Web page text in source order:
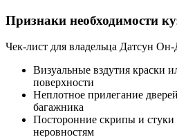
Признаки необходимости
Чек-лист для владельца Датсун
Визуальные вздутия краски
поверхности
Неплотное прилегание
багажника
Посторонние скрипы и
неровностям